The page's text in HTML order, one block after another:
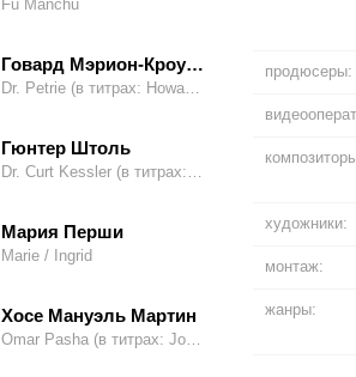
Fu Manchu
Говард Мэрион-Кроуфорд
Dr. Petrie (в титрах: Howard Marion Crawford)
Гюнтер Штоль
Dr. Curt Kessler (в титрах: Gunther Stoll)
Мария Перши
Marie / Ingrid
Хосе Мануэль Мартин
Omar Pasha (в титрах: Jose Manuel Martin)
продюсеры:
художники:
монтаж:
жанры: